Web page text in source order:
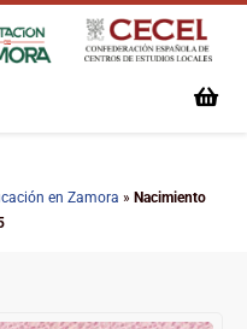
en Zamora » Nacimiento